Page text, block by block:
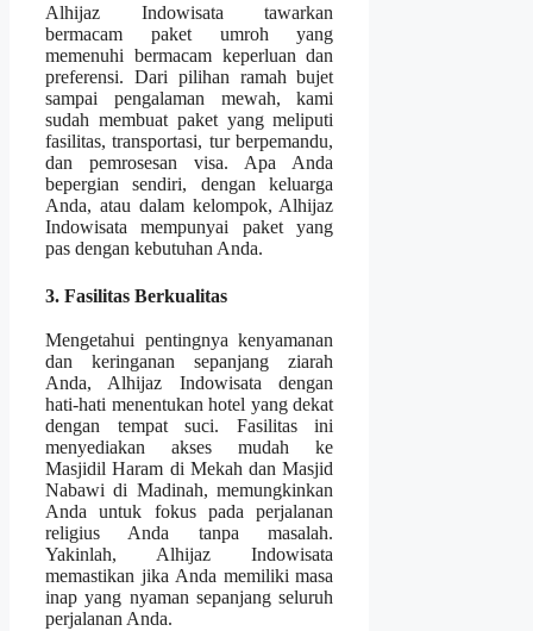
Alhijaz Indowisata tawarkan
bermacam paket umroh yang
memenuhi bermacam keperluan dan
preferensi. Dari pilihan ramah bujet
sampai pengalaman mewah, kami
sudah membuat paket yang meliputi
fasilitas, transportasi, tur berpemandu,
dan pemrosesan visa. Apa Anda
bepergian sendiri, dengan keluarga
Anda, atau dalam kelompok, Alhijaz
Indowisata mempunyai paket yang
pas dengan kebutuhan Anda.
3. Fasilitas Berkualitas
Mengetahui pentingnya kenyamanan
dan keringanan sepanjang ziarah
Anda, Alhijaz Indowisata dengan
hati-hati menentukan hotel yang dekat
dengan tempat suci. Fasilitas ini
menyediakan akses mudah ke
Masjidil Haram di Mekah dan Masjid
Nabawi di Madinah, memungkinkan
Anda untuk fokus pada perjalanan
religius Anda tanpa masalah.
Yakinlah, Alhijaz Indowisata
memastikan jika Anda memiliki masa
inap yang nyaman sepanjang seluruh
perjalanan Anda.